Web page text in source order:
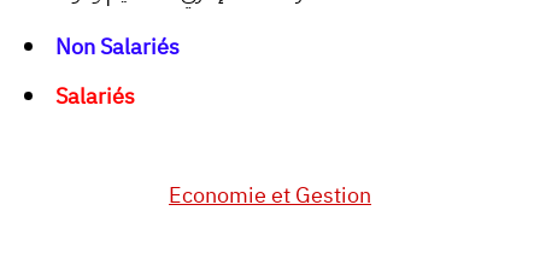
Non Salariés
Salariés
Economie et Gestion